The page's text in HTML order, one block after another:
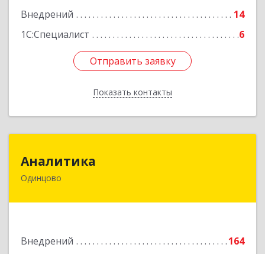
Внедрений
14
1С:Специалист
6
Отправить заявку
Показать контакты
Отправить заявку
Назад
Аналитика
Одинцово
Внедрений
164
143002, Московская обл, Одинцово г, Западная